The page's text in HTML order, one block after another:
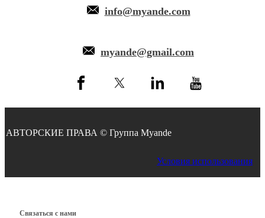
info@myande.com
myande@gmail.com
АВТОРСКИЕ ПРАВА © Группа Myande
Условия использования
Связаться с нами